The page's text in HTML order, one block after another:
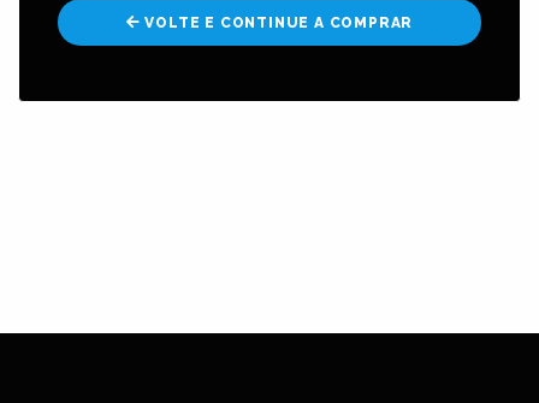
VOLTE E CONTINUE A COMPRAR